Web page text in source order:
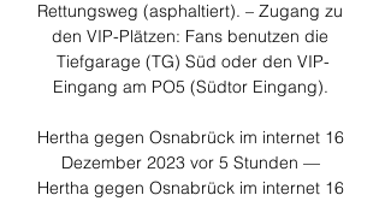
Rettungsweg (asphaltiert). – Zugang zu
den VIP-Plätzen: Fans benutzen die
Tiefgarage (TG) Süd oder den VIP-
Eingang am PO5 (Südtor Eingang).
Hertha gegen Osnabrück im internet 16
Dezember 2023 vor 5 Stunden —
Hertha gegen Osnabrück im internet 16